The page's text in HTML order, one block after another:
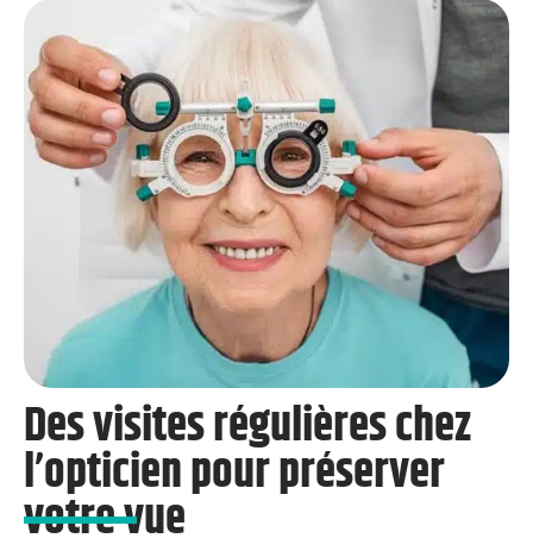
Des visites régulières chez
l’opticien pour préserver
votre vue